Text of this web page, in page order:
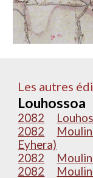
Les autres
Louhossoa
2082
2082
Eyhera)
2082
2082